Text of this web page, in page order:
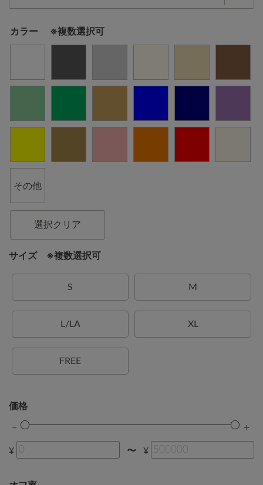
カラー ※複数選択可
その他
選択クリア
サイズ ※複数選択可
S M
L/LA XL
FREE
価格
¥ 〜 ¥